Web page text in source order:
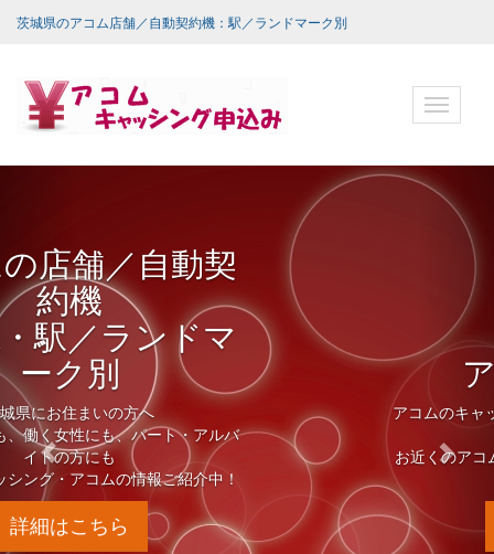
茨城県のアコム店舗／自動契約機：駅／ランドマーク別
ナ
ビ
ー
シ
アコムで借入
アコムのキャッシングは、ネットから24時間申込
OK！
お近くのアコムATMや提携ATMからいつでも借入
可能！
詳細はこちら